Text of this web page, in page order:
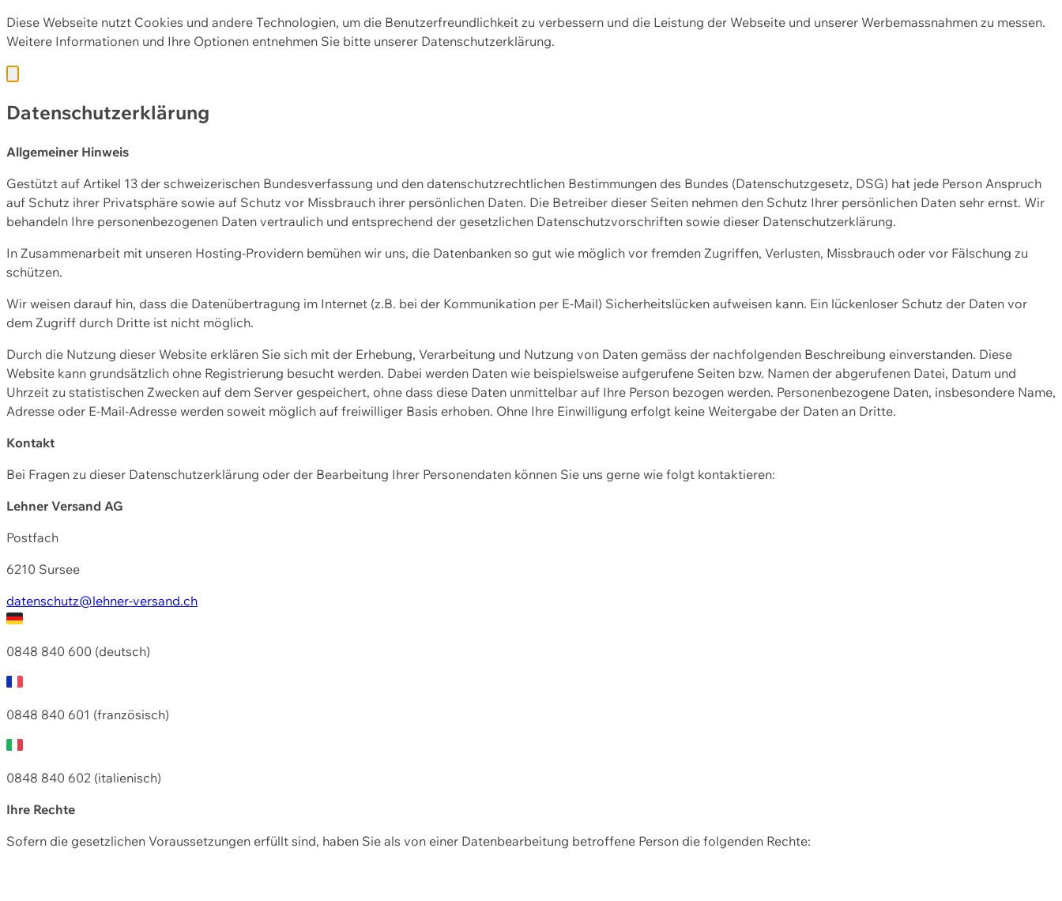
Diese Webseite nutzt Cookies und andere Technologien, um die Benutzerfreundlichkeit zu verbessern und die Leistung der Webseite und unserer Werbemassnahmen zu messen.
Weitere Informationen und Ihre Optionen entnehmen Sie bitte unserer Datenschutzerklärung.
Datenschutzerklärung
Allgemeiner Hinweis
Gestützt auf Artikel 13 der schweizerischen Bundesverfassung und den datenschutzrechtlichen Bestimmungen des Bundes (Datenschutzgesetz, DSG) hat jede Person Anspruch
auf Schutz ihrer Privatsphäre sowie auf Schutz vor Missbrauch ihrer persönlichen Daten. Die Betreiber dieser Seiten nehmen den Schutz Ihrer persönlichen Daten sehr ernst. Wir
behandeln Ihre personenbezogenen Daten vertraulich und entsprechend der gesetzlichen Datenschutzvorschriften sowie dieser Datenschutzerklärung.
In Zusammenarbeit mit unseren Hosting-Providern bemühen wir uns, die Datenbanken so gut wie möglich vor fremden Zugriffen, Verlusten, Missbrauch oder vor Fälschung zu
schützen.
Wir weisen darauf hin, dass die Datenübertragung im Internet (z.B. bei der Kommunikation per E-Mail) Sicherheitslücken aufweisen kann. Ein lückenloser Schutz der Daten vor
dem Zugriff durch Dritte ist nicht möglich.
Durch die Nutzung dieser Website erklären Sie sich mit der Erhebung, Verarbeitung und Nutzung von Daten gemäss der nachfolgenden Beschreibung einverstanden. Diese
Website kann grundsätzlich ohne Registrierung besucht werden. Dabei werden Daten wie beispielsweise aufgerufene Seiten bzw. Namen der abgerufenen Datei, Datum und
Uhrzeit zu statistischen Zwecken auf dem Server gespeichert, ohne dass diese Daten unmittelbar auf Ihre Person bezogen werden. Personenbezogene Daten, insbesondere Name,
Adresse oder E-Mail-Adresse werden soweit möglich auf freiwilliger Basis erhoben. Ohne Ihre Einwilligung erfolgt keine Weitergabe der Daten an Dritte.
Kontakt
Bei Fragen zu dieser Datenschutzerklärung oder der Bearbeitung Ihrer Personendaten können Sie uns gerne wie folgt kontaktieren:
Lehner Versand AG
Postfach
6210 Sursee
datenschutz@lehner-versand.ch
0848 840 600 (deutsch)
0848 840 601 (französisch)
0848 840 602 (italienisch)
Ihre Rechte
Sofern die gesetzlichen Voraussetzungen erfüllt sind, haben Sie als von einer Datenbearbeitung betroffene Person die folgenden Rechte: